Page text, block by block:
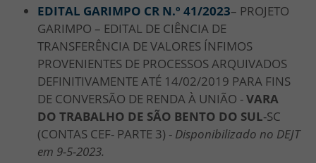
EDITAL GARIMPO CR N.º 41/2023– PROJETO
GARIMPO – EDITAL DE CIÊNCIA DE
TRANSFERÊNCIA DE VALORES ÍNFIMOS
PROVENIENTES DE PROCESSOS ARQUIVADOS
DEFINITIVAMENTE ATÉ 14/02/2019 PARA FINS
DE CONVERSÃO DE RENDA À UNIÃO -VARA
DO TRABALHO DE SÃO BENTO DO SUL-SC
(CONTAS CEF- PARTE 3) - Disponibilizado no DEJT
em 9-5-2023.